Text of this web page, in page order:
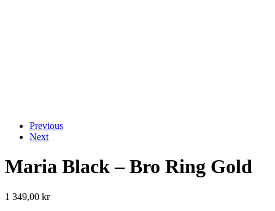
Previous
Next
Maria Black – Bro Ring Gold
1 349,00 kr